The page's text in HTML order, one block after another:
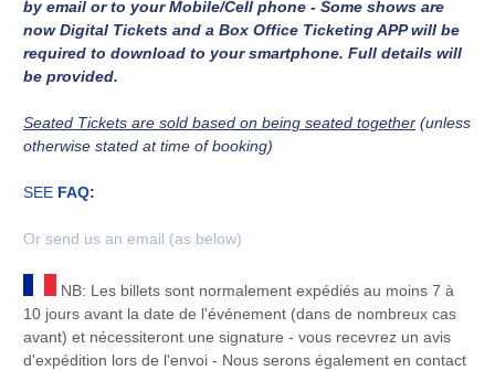
by email or to your Mobile/Cell phone - Some shows are
now Digital Tickets and a Box Office Ticketing APP will be
required to download to your smartphone. Full details will
be provided.
Seated Tickets are sold based on being seated together(unless
otherwise stated at time of booking)
SEE FAQ:
Or send us an email (as below)
NB: Les billets sont normalement expédiés au moins 7 à
10 jours avant la date de l'événement (dans de nombreux cas
avant) et nécessiteront une signature - vous recevrez un avis
d'expédition lors de l'envoi - Nous serons également en contact